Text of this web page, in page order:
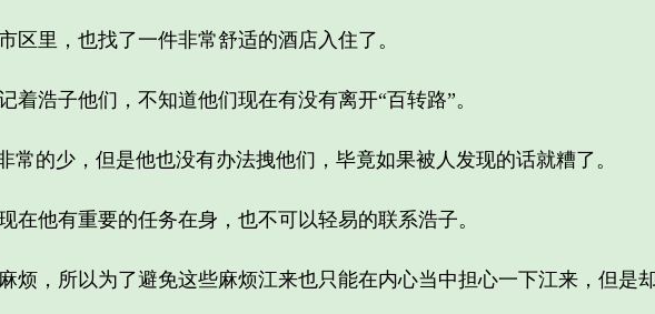
里，也找了一件非常舒适的酒店入住了。
浩子他们，不知道他们现在有没有离开“百转路”。
的少，但是他也没有办法拽他们，毕竟如果被人发现的话就糟了。
他有重要的任务在身，也不可以轻易的联系浩子。
，所以为了避免这些麻烦江来也只能在内心当中担心一下江来，但是